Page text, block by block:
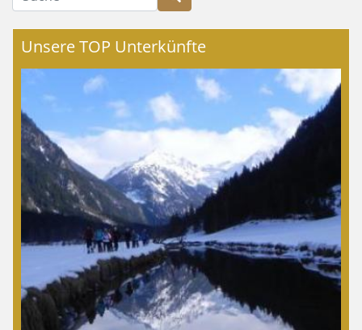
Unsere TOP Unterkünfte